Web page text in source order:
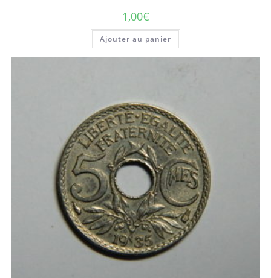
1,00€
Ajouter au panier